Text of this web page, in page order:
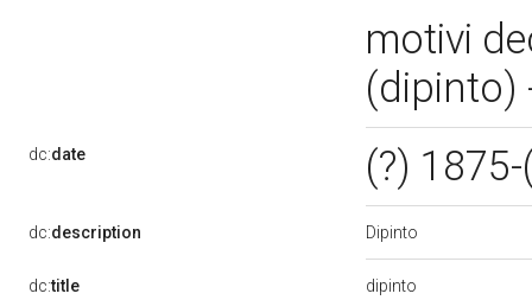
motivi
(dipinto)
dc:date (?)
dc:description Dipinto
dc:title dipinto